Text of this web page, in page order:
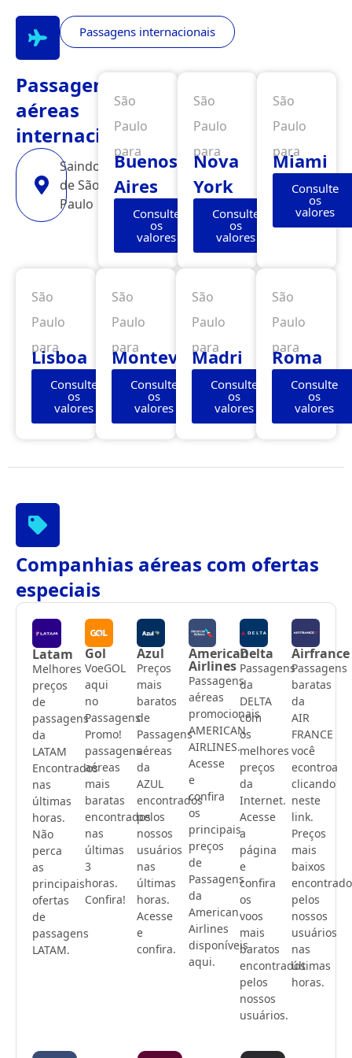
Passagens internacionais
Passagens
aéreas
internacionais
Saindo
de São
Paulo
São
Paulo
para
Buenos
Aires
Consulte
os
valores
São
Paulo
para
Nova
York
Consulte
os
valores
São
Paulo
para
Miami
Consulte
os
valores
São
Paulo
para
Lisboa
Consulte
os
valores
São
Paulo
para
Montevidéu
Consulte
os
valores
São
Paulo
para
Madri
Consulte
os
valores
São
Paulo
para
Roma
Consulte
os
valores
Companhias aéreas com ofertas
especiais
Latam
Melhores
preços
de
passagens
da
LATAM
Encontrados
nas
últimas
horas.
Não
perca
as
principais
ofertas
de
passagens
LATAM.
Gol
VoeGOL
aqui
no
Passagens
Promo!
passagens
aéreas
mais
baratas
encontrados
nas
últimas
3
horas.
Confira!
Azul
Preços
mais
baratos
de
Passagens
aéreas
da
AZUL
encontrados
pelos
nossos
usuários
nas
últimas
horas.
Acesse
e
confira.
American
Airlines
Passagens
aéreas
promocionais
AMERICAN
AIRLINES.
Acesse
e
confira
os
principais
preços
de
Passagens
da
American
Airlines
disponíveis
aqui.
Delta
Passagens
da
DELTA
com
os
melhores
preços
da
Internet.
Acesse
a
página
e
confira
os
voos
mais
baratos
encontrados
pelos
nossos
usuários.
Airfrance
Passagens
baratas
da
AIR
FRANCE
você
econtroa
clicando
neste
link.
Preços
mais
baixos
pelos
nossos
usuários
nas
últimas
horas.